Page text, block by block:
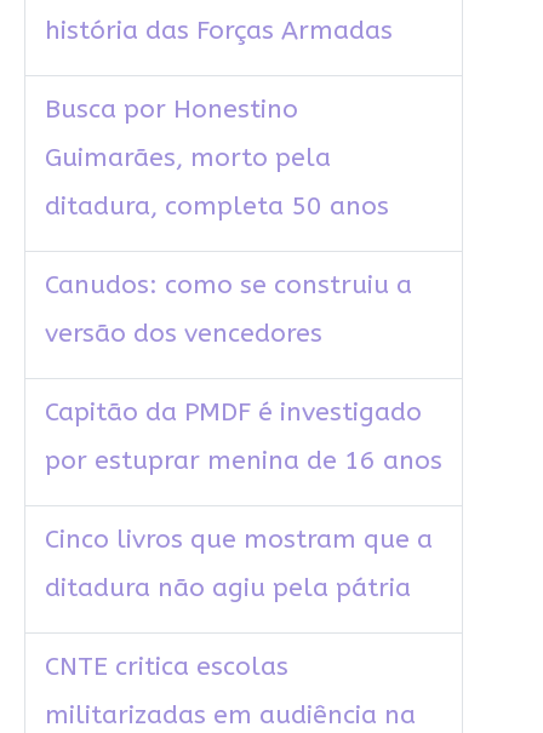
história das Forças Armadas
Busca por Honestino
Guimarães, morto pela
ditadura, completa 50 anos
Canudos: como se construiu a
versão dos vencedores
Capitão da PMDF é investigado
por estuprar menina de 16 anos
Cinco livros que mostram que a
ditadura não agiu pela pátria
CNTE critica escolas
militarizadas em audiência na